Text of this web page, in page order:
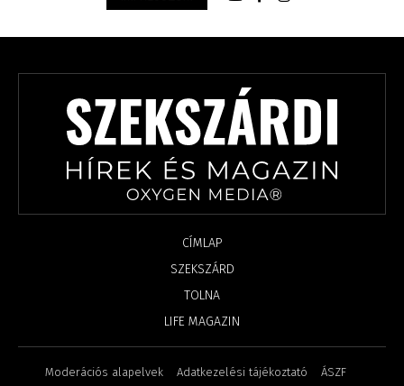
CÍMLAP
SZEKSZÁRD
TOLNA
LIFE MAGAZIN
Moderációs alapelvek Adatkezelési tájékoztató ÁSZF